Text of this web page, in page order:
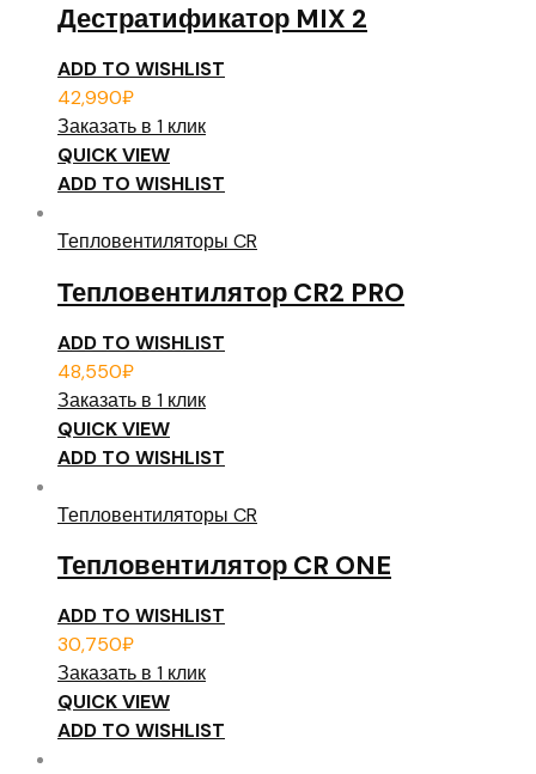
Дестратификатор MIX 2
ADD TO WISHLIST
42,990₽
Заказать в 1 клик
QUICK VIEW
ADD TO WISHLIST
Тепловентиляторы CR
Тепловентилятор CR2 PRO
ADD TO WISHLIST
48,550₽
Заказать в 1 клик
QUICK VIEW
ADD TO WISHLIST
Тепловентиляторы CR
Тепловентилятор CR ONE
ADD TO WISHLIST
30,750₽
Заказать в 1 клик
QUICK VIEW
ADD TO WISHLIST